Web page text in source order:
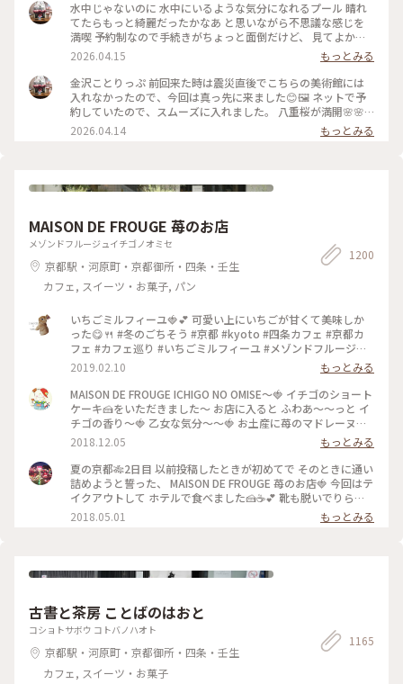
写真は撮れないよね⁉️と、、、 なので上から下の人達を見て楽
しみました😂 修学旅行かな❓の子供達の同行者の様に…🤣 混ま
ないうちにと午前中に来たので そこまで混雑してなくゆっく
紀美術館#スイミングプール #金沢市内バスフリー切符
水中じゃないのに 水中にいるような気分になれるプール 晴れ
てたらもっと綺麗だったかなあ と思いながら不思議な感じを
満喫 予約制なので手続きがちょっと面倒だけど、 見てよかっ
た #ちいさな列車旅 #金沢#金沢21世紀美術館#プール #現代ア
ート
2026.04.15
もっとみる
金沢ことりっぷ 前回来た時は震災直後でこちらの美術館には
入れなかったので、今回は真っ先に来ました😊🖼️ ネットで予
約していたので、スムーズに入れました。 八重桜が満開🌸🌸
🌸🌸🌸 芝生も綺麗でとても気持ちいい。 フリースペースもた
くさんあるので のんびり楽しめます。 今日は海外からの観光
現代アート
2026.04.14 もっとみる
MAISON DE FROUGE 苺のお店
メゾンドフルージュイチゴノオミセ
京都駅・河原町・京都御所・四条・壬生
カフェ, スイーツ・お菓子, パン
1200
いちごミルフィーユ🍓💕 可愛い上にいちごが甘くて美味しか
った😋🍴 #冬のごちそう #京都 #kyoto #四条カフェ #京都カ
フェ #カフェ巡り #いちごミルフィーユ #メゾンドフルージュ
#苺 #strawberry #ストロベリー #いちご大好き#お茶にしよう
2019.02.10
もっとみる
MAISON DE FROUGE ICHIGO NO OMISE〜🍓 イチゴのショート
ケーキ🍰をいただきました〜 お店に入ると ふわあ〜〜っと イ
チゴの香り〜🍓 乙女な気分〜〜🍓 お土産に苺のマドレーヌを
購入〜楽しみっ❤️ #京都#イチゴのお店#ショートケーキ
2018.12.05
もっとみる
夏の京都🎋2日目 以前投稿したときが初めてで そのときに通い
詰めようと誓った、 MAISON DE FROUGE 苺のお店🍓 今回はテ
イクアウトして ホテルで食べました🍰☕️💕 靴も脱いでりらっ
くす〜〜しながら食べて、 お店でとはまた違った幸せな苺時間
でした🍓 #京都 #カフェ #ケーキ #苺
2018.05.01 もっとみる
古書と茶房 ことばのはおと
コショトサボウ コトバノハオト
京都駅・河原町・京都御所・四条・壬生
カフェ, スイーツ・お菓子
1165